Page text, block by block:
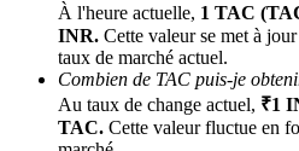
Parrainage
Invitez un ami pour recevoir des
Deposit CASHCAT & Win
À l'heure actuelle, 1 TAC
INR. Cette valeur se met à
taux de marché actuel.
Combien de TAC puis-je
Au taux de change actuel, ₹1
TAC. Cette valeur fluctue en